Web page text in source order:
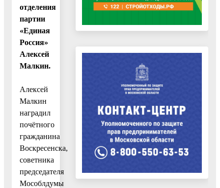
отделения
партии
«Единая
Россия»
Алексей
Малкин.
Алексей
Малкин
наградил
почётного
гражданина
Воскресенска,
советника
председателя
Мособлдумы